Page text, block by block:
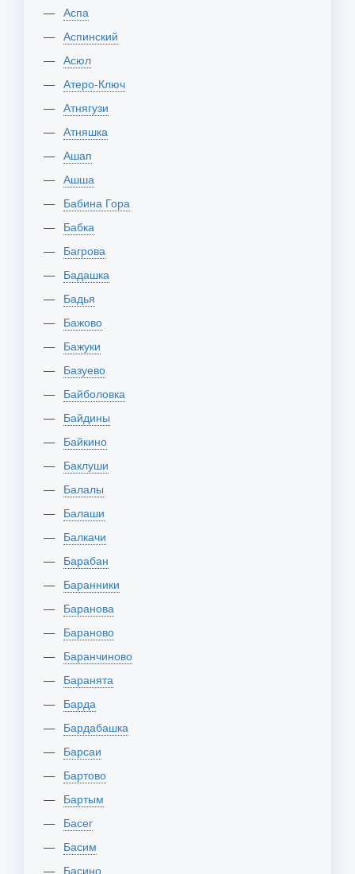
Аспа
Аспинский
Асюл
Атеро-Ключ
Атнягузи
Атняшка
Ашап
Ашша
Бабина Гора
Бабка
Багрова
Бадашка
Бадья
Бажово
Бажуки
Базуево
Байболовка
Байдины
Байкино
Баклуши
Балалы
Балаши
Балкачи
Барабан
Баранники
Баранова
Бараново
Баранчиново
Баранята
Барда
Бардабашка
Барсаи
Бартово
Бартым
Басег
Басим
Басино